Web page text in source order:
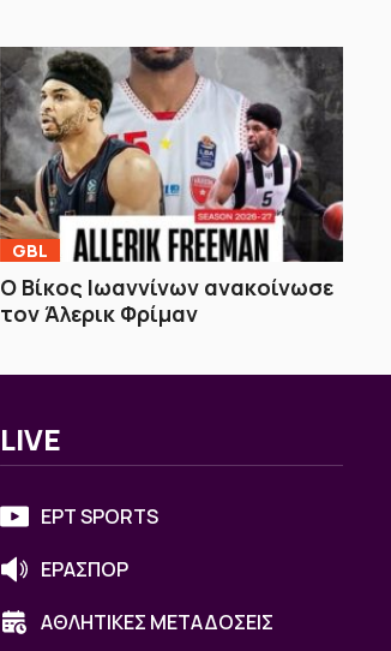
GBL
Ο Βίκος Ιωαννίνων ανακοίνωσε
τον Άλερικ Φρίμαν
LIVE
ΕΡΤ SPORTS
ΕΡΑΣΠΟΡ
ΑΘΛΗΤΙΚΕΣ ΜΕΤΑΔΟΣΕΙΣ